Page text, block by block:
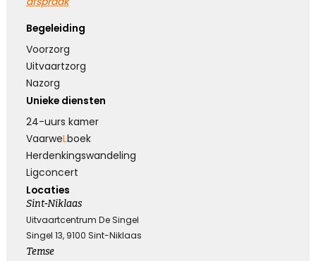
Soms is er zoveel dat we voelen maar zo weinig
wat we kunnen zeggen …
Kies dit gedicht
Elke dag gemist
Geen dag vergeten, alle dagen gemist
Kies dit gedicht
Begeleiding
Voorzorg
Uitvaartzorg
Nazorg
Unieke diensten
24-uurs kamer
VaarweLboek
Herdenkings­wandeling
Ligconcert
Locaties
Sint-Niklaas
Uitvaartcentrum De Singel
Singel 13, 9100 Sint-Niklaas
Temse